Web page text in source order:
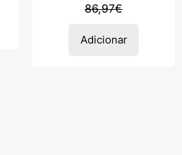
86,97€
Adicionar